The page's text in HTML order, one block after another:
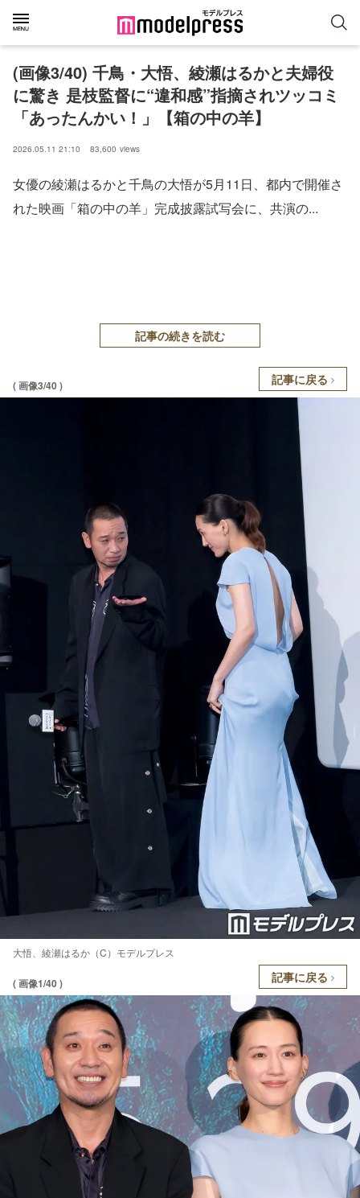
(画像3/40) 千鳥・大悟、綾瀬はるかと夫婦役
に驚き 是枝監督に“違和感”指摘されツッコミ
「あったんかい！」【箱の中の羊】
2026.05.11 21:10 83,600 views
女優の綾瀬はるかと千鳥の大悟が5月11日、都内で開催さ
れた映画「箱の中の羊」完成披露試写会に、共演の...
記事の続きを読む
( 画像3/40 ) 記事に戻る
大悟、綾瀬はるか（C）モデルプレス
( 画像1/40 ) 記事に戻る